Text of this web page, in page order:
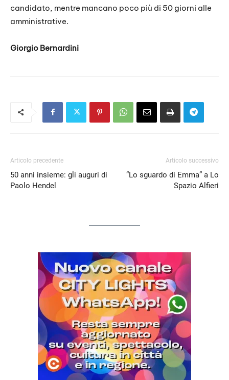
candidato, mentre mancano poco più di 50 giorni alle
amministrative.
Giorgio Bernardini
Articolo precedente
50 anni insieme: gli auguri di
Paolo Hendel
Articolo successivo
“Lo sguardo di Emma” a Lo
Spazio Alfieri